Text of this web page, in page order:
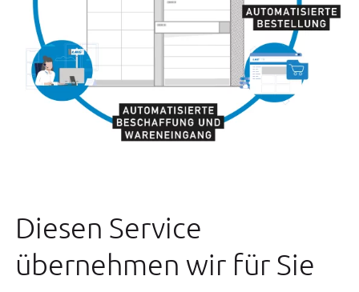
Diesen Service
übernehmen wir für Sie